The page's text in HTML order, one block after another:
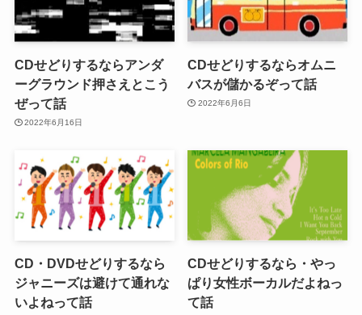
CDせどりするならアンダ
ーグラウンド押さえとこう
ぜって話
2022年6月16日
CDせどりするならオムニ
バスが儲かるぞって話
2022年6月6日
CD・DVDせどりするなら
ジャニーズは避けて通れな
いよねって話
CDせどりするなら・やっ
ぱり女性ボーカルだよねっ
て話